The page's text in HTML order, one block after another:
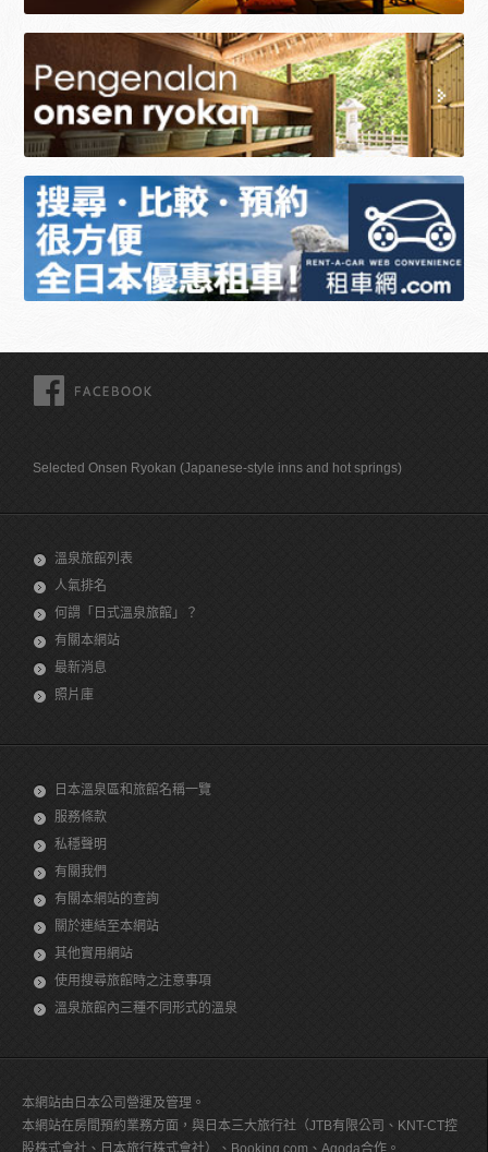
Selected Onsen Ryokan (Japanese-style inns and hot springs)
溫泉旅館列表
人氣排名
何謂「日式溫泉旅館」？
有關本網站
最新消息
照片庫
日本溫泉區和旅館名稱一覽
服務條款
私穩聲明
有關我們
有關本網站的查詢
關於連結至本網站
其他實用網站
使用搜尋旅館時之注意事項
溫泉旅館內三種不同形式的溫泉
本網站由日本公司營運及管理。
本網站在房間預約業務方面，與日本三大旅行社（JTB有限公司、KNT-CT控
股株式會社、日本旅行株式會社）、Booking.com、Agoda合作。